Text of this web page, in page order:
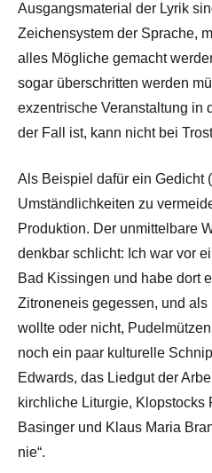
Ausgangsmaterial der Lyrik
Zeichensystem der Sprache,
alles Mögliche gemacht
sogar überschritten werden
exzentrische Veranstaltung in
der Fall ist, kann nicht bei
Als Beispiel dafür ein Gedicht
Umständlichkeiten zu
Produktion. Der unmittelbare
denkbar schlicht: Ich war vor
Bad Kissingen und habe dort
Zitroneneis gegessen, und
wollte oder nicht,
noch ein paar kulturelle
Edwards, das Liedgut der
kirchliche Liturgie, Klopstocks
Basinger und Klaus Maria
nie“.